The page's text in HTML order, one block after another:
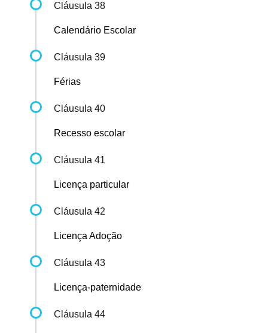
Cláusula 38
Calendário Escolar
Cláusula 39
Férias
Cláusula 40
Recesso escolar
Cláusula 41
Licença particular
Cláusula 42
Licença Adoção
Cláusula 43
Licença-paternidade
Cláusula 44